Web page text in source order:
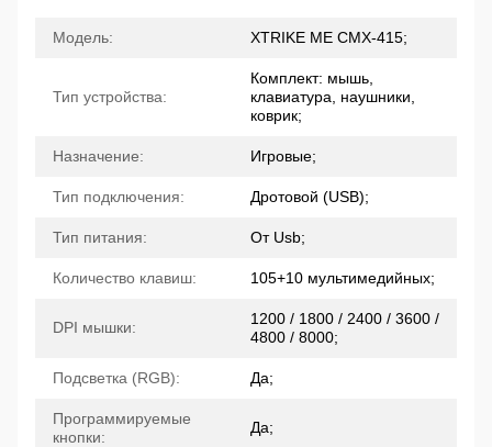
Модель: XTRIKE ME CMX-415;
Тип устройства:
Комплект: мышь,
клавиатура, наушники,
коврик;
Назначение: Игровые;
Тип подключения: Дротовой (USB);
Тип питания: От Usb;
Количество клавиш: 105+10 мультимедийных;
DPI мышки:
1200 / 1800 / 2400 / 3600 /
4800 / 8000;
Подсветка (RGB): Да;
Программируемые
кнопки:
Да;